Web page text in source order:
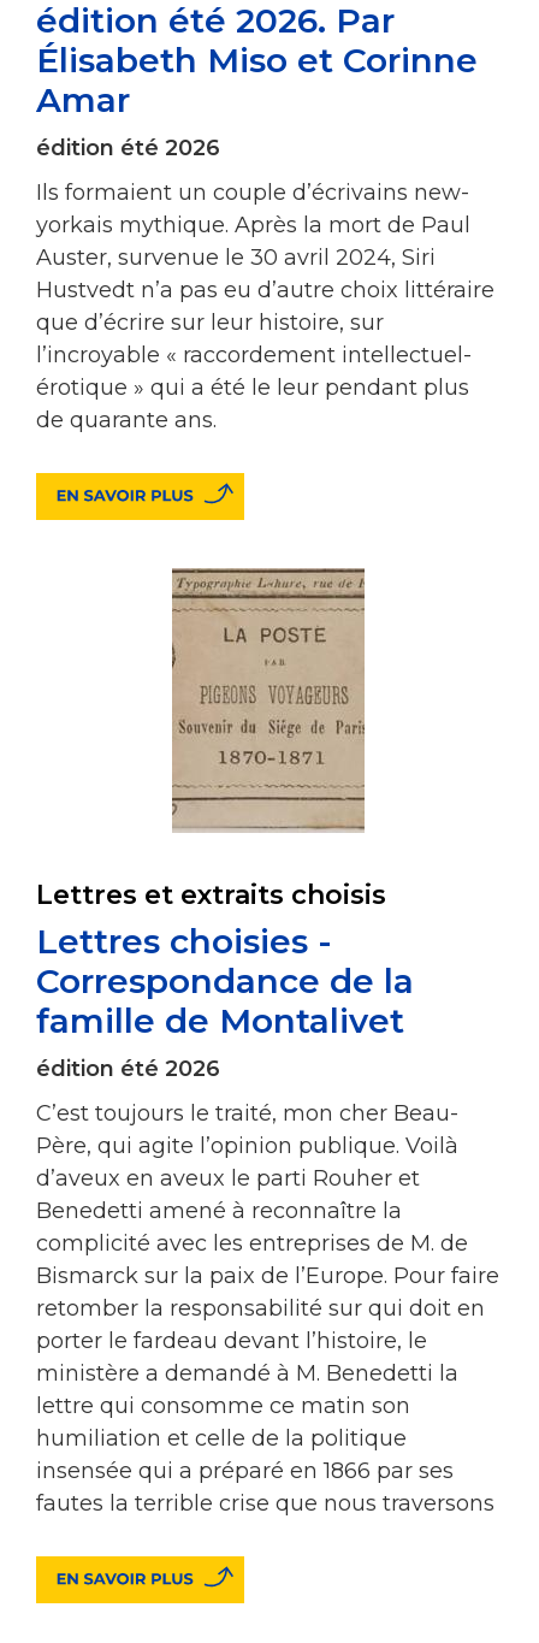
édition été 2026. Par
Élisabeth Miso et Corinne
Amar
édition été 2026
Ils formaient un couple d’écrivains new-
yorkais mythique. Après la mort de Paul
Auster, survenue le 30 avril 2024, Siri
Hustvedt n’a pas eu d’autre choix littéraire
que d’écrire sur leur histoire, sur
l’incroyable « raccordement intellectuel-
érotique » qui a été le leur pendant plus
de quarante ans.
Lettres et extraits choisis
Lettres choisies -
Correspondance de la
famille de Montalivet
édition été 2026
C’est toujours le traité, mon cher Beau-
Père, qui agite l’opinion publique. Voilà
d’aveux en aveux le parti Rouher et
Benedetti amené à reconnaître la
complicité avec les entreprises de M. de
Bismarck sur la paix de l’Europe. Pour faire
retomber la responsabilité sur qui doit en
porter le fardeau devant l’histoire, le
ministère a demandé à M. Benedetti la
lettre qui consomme ce matin son
humiliation et celle de la politique
insensée qui a préparé en 1866 par ses
fautes la terrible crise que nous traversons